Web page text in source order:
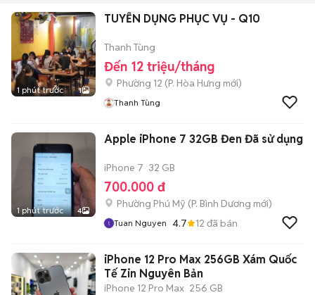
1 phút trước 1
TUYỂN DỤNG PHỤC VỤ - Q10
Thanh Tùng
Đến 12 triệu/tháng
Phường 12 (P. Hòa Hưng mới)
Thanh Tùng
1 phút trước 4
Apple iPhone 7 32GB Đen Đã sử dụng
iPhone 7 32 GB
700.000 đ
Phường Phú Mỹ (P. Bình Dương mới)
Tuan Nguyen 4.7 12 đã bán
iPhone 12 Pro Max 256GB Xám Quốc
Tế Zin Nguyên Bản
iPhone 12 Pro Max 256 GB